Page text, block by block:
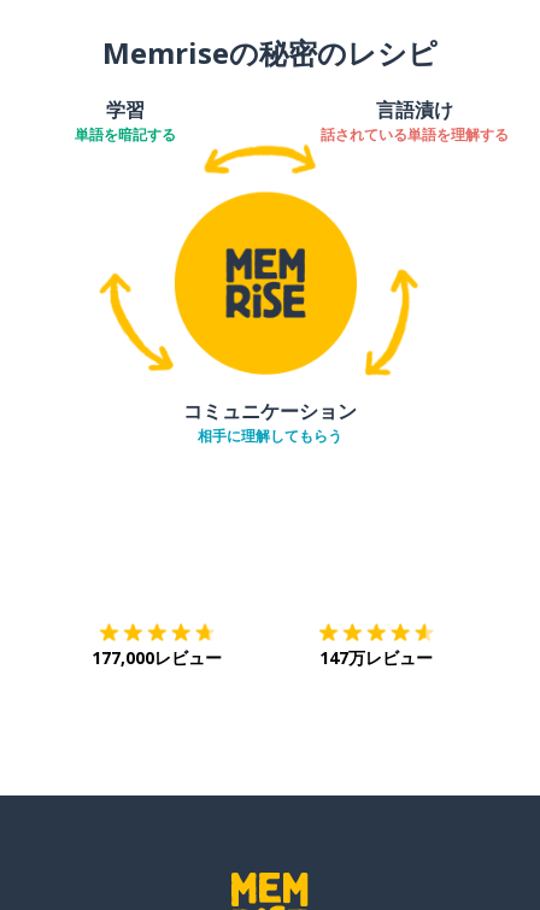
Memriseの秘密のレシピ
学習
単語を暗記する
言語漬け
話されている単語を理解する
コミュニケーション
相手に理解してもらう
177,000レビュー 147万レビュー